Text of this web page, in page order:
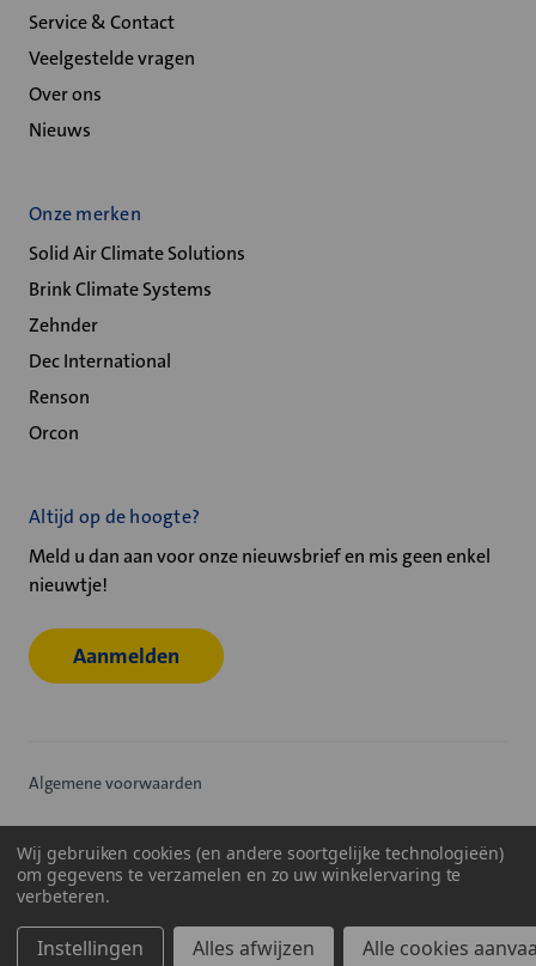
Service & Contact
Veelgestelde vragen
Over ons
Nieuws
Onze merken
Solid Air Climate Solutions
Brink Climate Systems
Zehnder
Dec International
Renson
Orcon
Altijd op de hoogte?
Meld u dan aan voor onze nieuwsbrief en mis geen enkel
nieuwtje!
Aanmelden
Algemene voorwaarden
Cookiebeleid
Wij gebruiken cookies (en andere soortgelijke technologieën)
om gegevens te verzamelen en zo uw winkelervaring te
verbeteren.
Instellingen Alles afwijzen Alle cookies